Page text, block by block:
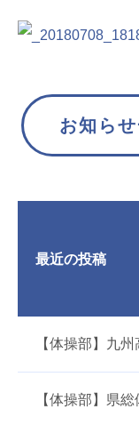
お知ら
最近の投稿
【体操部】九
【体操部】県総